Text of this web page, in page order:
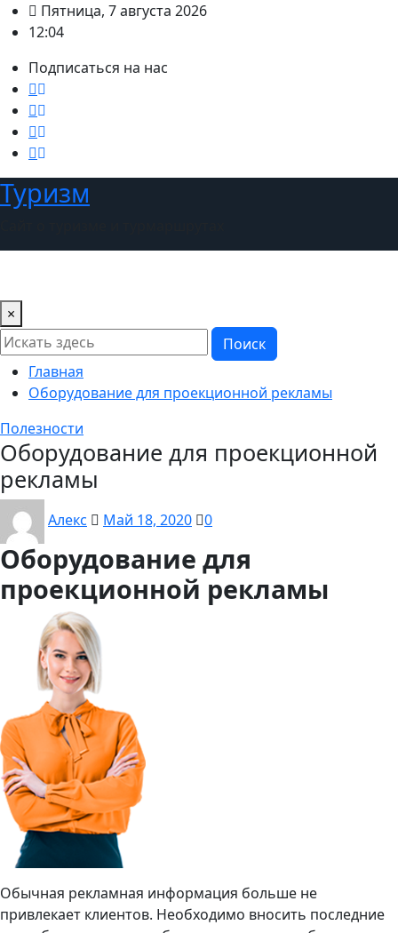
ПерейтиПятница, 7 августа 2026
12:04
Подписаться на нас
Туризм
×
Поиск
Главная
Оборудование для проекционной рекламы
Полезности
Оборудование для проекционной
рекламы
Алекс Май 18, 2020 0
Оборудование для
проекционной рекламы
Обычная рекламная информация больше не
привлекает клиентов. Необходимо вносить последние